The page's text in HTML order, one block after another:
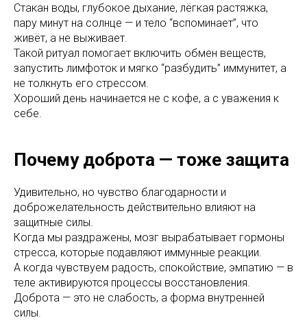
Стакан воды, глубокое дыхание, лёгкая растяжка,
пару минут на солнце — и тело “вспоминает”, что
живёт, а не выживает.
Такой ритуал помогает включить обмен веществ,
запустить лимфоток и мягко “разбудить” иммунитет, а
не толкнуть его стрессом.
Хороший день начинается не с кофе, а с уважения к
себе.
Почему доброта — тоже защита
Удивительно, но чувство благодарности и
доброжелательность действительно влияют на
защитные силы.
Когда мы раздражены, мозг вырабатывает гормоны
стресса, которые подавляют иммунные реакции.
А когда чувствуем радость, спокойствие, эмпатию — в
теле активируются процессы восстановления.
Доброта — это не слабость, а форма внутренней
силы.